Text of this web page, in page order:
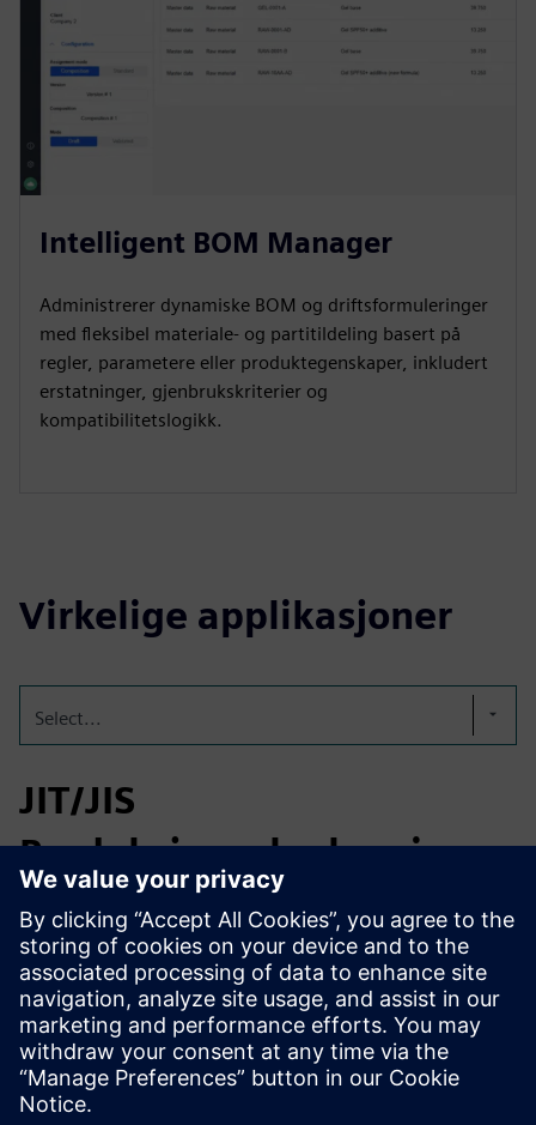
Intelligent BOM Manager
Administrerer dynamiske BOM og driftsformuleringer
med fleksibel materiale- og partitildeling basert på
regler, parametere eller produktegenskaper, inkludert
erstatninger, gjenbrukskriterier og
kompatibilitetslogikk.
Virkelige applikasjoner
Select...
JIT/JIS
Produksjonsplanlegging
SmarterMRP hjelper bilprodusenter og leverandører med å
planlegge under JIT/JIS-begrensninger, administrere BOM
med flere varianter og løse materiale- og partibeslutninger
før planlegging. Det forbedrer MBOM-justering,
utførelsesberedskap og sporbarhet for tilbakekallinger og
kunderevisjoner.